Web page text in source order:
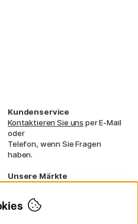
Kundenservice
Kontaktieren Sie uns per E-Mail
oder
Telefon, wenn Sie Fragen
haben.
Unsere Märkte
Norwegen
Dänemark